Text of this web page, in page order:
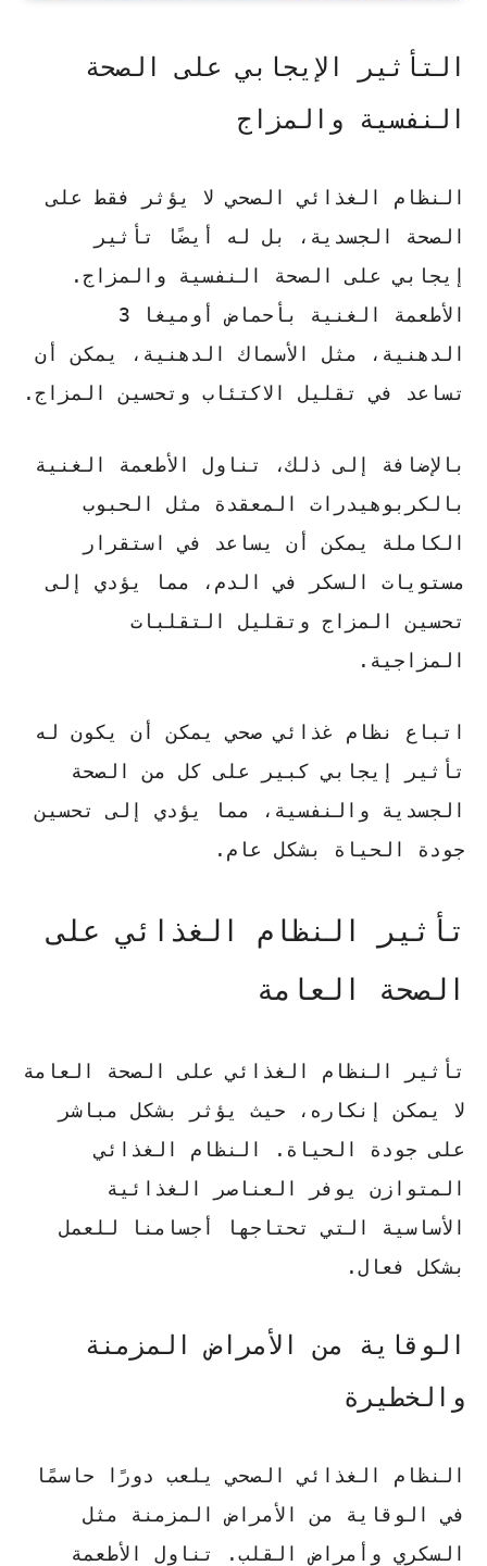
التأثير الإيجابي على الصحة
النفسية والمزاج
النظام الغذائي الصحي لا يؤثر فقط على
الصحة الجسدية، بل له أيضًا تأثير
إيجابي على الصحة النفسية والمزاج.
الأطعمة الغنية بأحماض أوميغا 3
الدهنية، مثل الأسماك الدهنية، يمكن أن
تساعد في تقليل الاكتئاب وتحسين المزاج.
بالإضافة إلى ذلك، تناول الأطعمة الغنية
بالكربوهيدرات المعقدة مثل الحبوب
الكاملة يمكن أن يساعد في استقرار
مستويات السكر في الدم، مما يؤدي إلى
تحسين المزاج وتقليل التقلبات
المزاجية.
اتباع نظام غذائيصحي يمكن أن يكون له
تأثير إيجابي كبير على كل من الصحة
الجسدية والنفسية، مما يؤدي إلى تحسين
جودة الحياة بشكل عام.
تأثير النظام الغذائي على
الصحة العامة
تأثير النظام الغذائي على الصحة العامة
لا يمكن إنكاره، حيث يؤثر بشكل مباشر
على جودة الحياة. النظام الغذائي
المتوازن يوفر العناصر الغذائية
الأساسية التي تحتاجها أجسامنا للعمل
بشكل فعال.
الوقاية من الأمراض المزمنة
والخطيرة
النظام الغذائي الصحي يلعب دورًا حاسمًا
في الوقاية من الأمراض المزمنة مثل
السكري وأمراض القلب. تناول الأطعمة